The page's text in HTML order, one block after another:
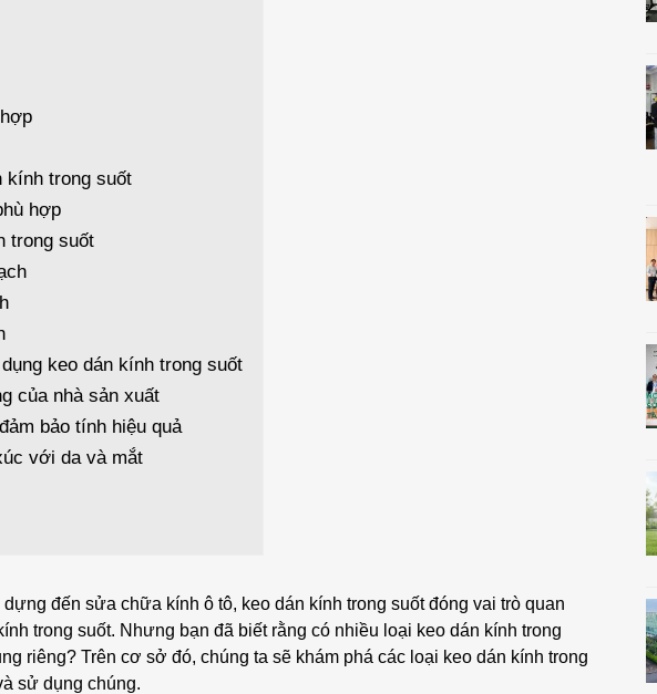
kính trong suốt
hợp
trong suốt
keo dán kính trong suốt
của nhà sản xuất
bảo tính hiệu quả
với da và mắt
đến sửa chữa kính ô tô, keo dán kính trong suốt đóng vai trò quan
trong suốt. Nhưng bạn đã biết rằng có nhiều loại keo dán kính trong
riêng? Trên cơ sở đó, chúng ta sẽ khám phá các loại keo dán kính trong
sử dụng chúng.